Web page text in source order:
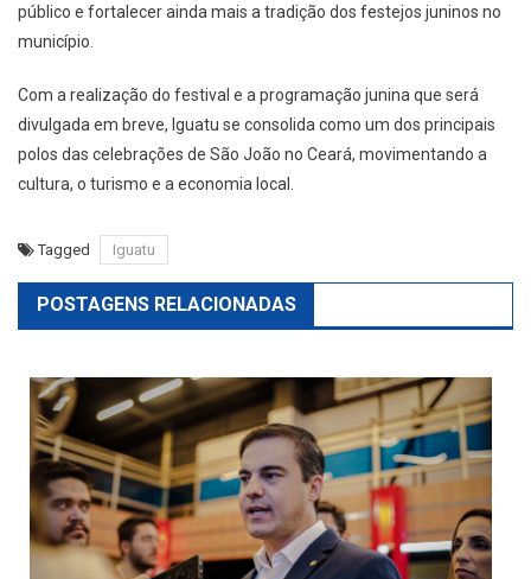
público e fortalecer ainda mais a tradição dos festejos juninos no
município.
Com a realização do festival e a programação junina que será
divulgada em breve, Iguatu se consolida como um dos principais
polos das celebrações de São João no Ceará, movimentando a
cultura, o turismo e a economia local.
Tagged Iguatu
POSTAGENS RELACIONADAS